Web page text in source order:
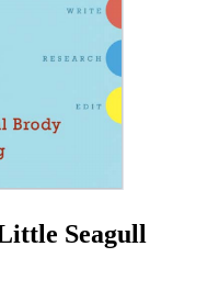
Seagull